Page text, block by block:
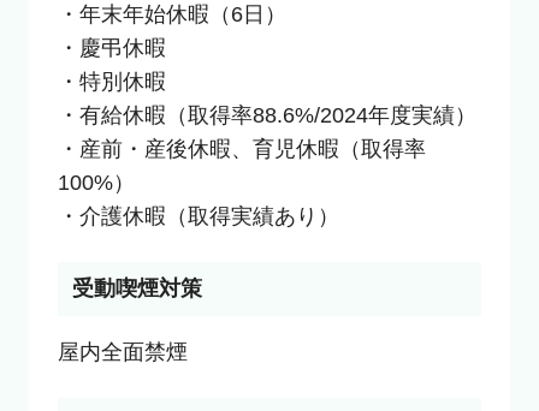
・年末年始休暇（6日）
・慶弔休暇
・特別休暇
・有給休暇（取得率88.6%/2024年度実績）
・産前・産後休暇、育児休暇（取得率
100%）
・介護休暇（取得実績あり）
受動喫煙対策